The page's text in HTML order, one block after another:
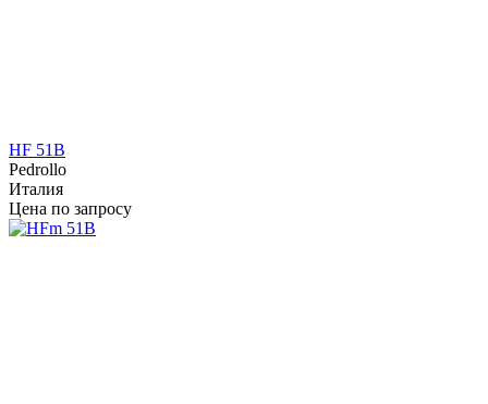
HF 51B
Pedrollo
Италия
Цена по запросу